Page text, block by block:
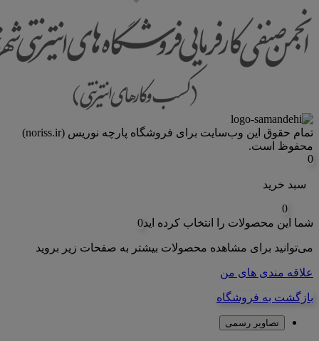
تمام حقوق اين وب‌سايت برای فروشگاه پارچه نوریس (noriss.ir)
محفوظ است.
0
سبد خرید
0
شما این محصولات را انتخاب کرده اید0
می‌توانید برای مشاهده محصولات بیشتر به صفحات زیر بروید
علاقه مندی های من
بازگشت به فروشگاه
تصاویر رسمی